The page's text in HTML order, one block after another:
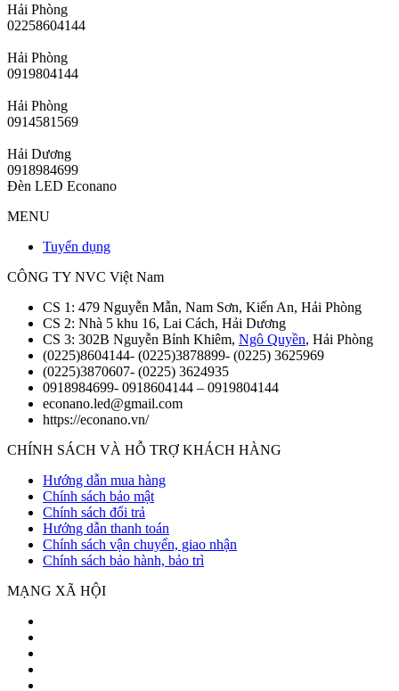
Hải Phòng
02258604144
Hải Phòng
0919804144
Hải Phòng
0914581569
Hải Dương
0918984699
Đèn LED Econano
MENU
Tuyển dụng
CÔNG TY NVC Việt Nam
CS 1: 479 Nguyễn Mẫn, Nam Sơn, Kiến An, Hải Phòng
CS 2: Nhà 5 khu 16, Lai Cách, Hải Dương
CS 3: 302B Nguyễn Bỉnh Khiêm, Ngô Quyền, Hải Phòng
(0225)8604144- (0225)3878899- (0225) 3625969
(0225)3870607- (0225) 3624935
0918984699- 0918604144 – 0919804144
econano.led@gmail.com
https://econano.vn/
CHÍNH SÁCH VÀ HỖ TRỢ KHÁCH HÀNG
Hướng dẫn mua hàng
Chính sách bảo mật
Chính sách đổi trả
Hướng dẫn thanh toán
Chính sách vận chuyển, giao nhận
Chính sách bảo hành, bảo trì
MẠNG XÃ HỘI